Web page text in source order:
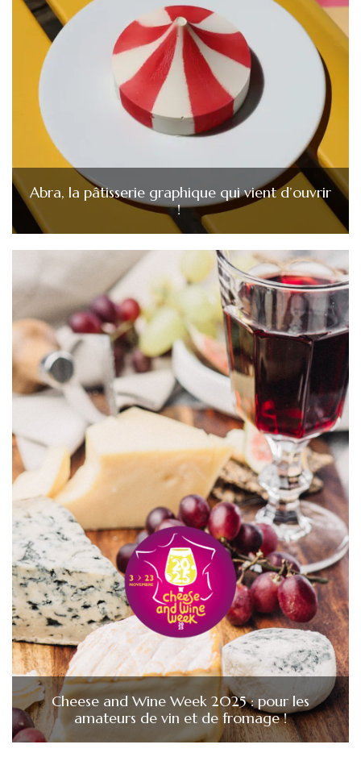
Abra, la pâtisserie graphique qui vient d’ouvrir
!
Cheese and Wine Week 2025 : pour les
amateurs de vin et de fromage !